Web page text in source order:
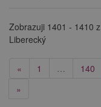
Zobrazuji 1401 - 1410
Liberecký
« 1 … 140
»